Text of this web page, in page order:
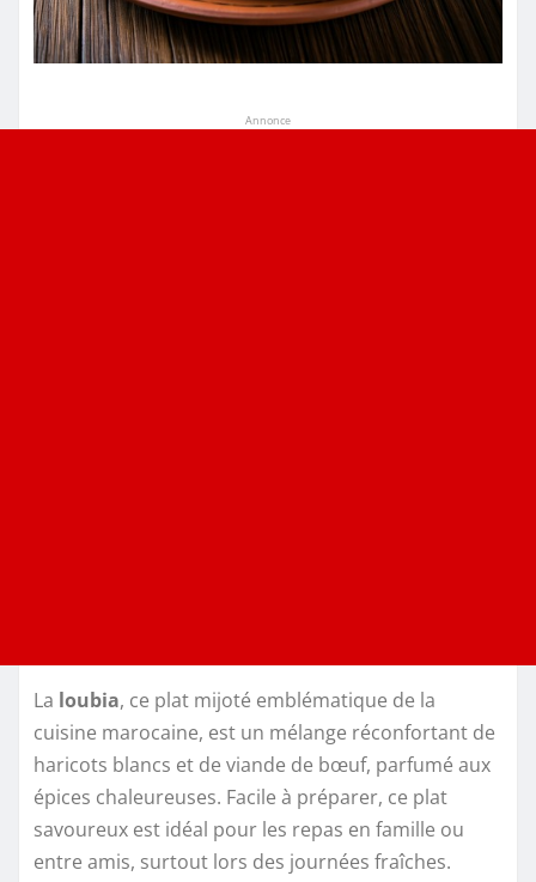
Annonce
La loubia, ce plat mijoté emblématique de la
cuisine marocaine, est un mélange réconfortant de
haricots blancs et de viande de bœuf, parfumé aux
épices chaleureuses. Facile à préparer, ce plat
savoureux est idéal pour les repas en famille ou
entre amis, surtout lors des journées fraîches.